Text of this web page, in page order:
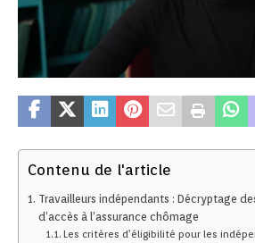
Contenu de l'article
Travailleurs indépendants : Décryptage
d’accès à l’assurance chômage
Les critères d’éligibilité pour les